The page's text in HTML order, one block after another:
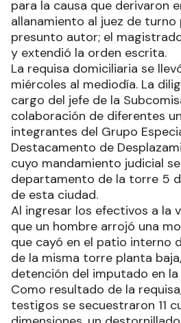
para la causa que derivaron
allanamiento al juez de turno
presunto autor; el
y extendió la orden escrita.
La requisa domiciliaria se
miércoles al mediodía. La
cargo del jefe de la
colaboración de diferentes
integrantes del Grupo
Destacamento de
cuyo mandamiento judicial
departamento de la torre 5
de esta ciudad.
Al ingresar los efectivos a la
que un hombre arrojó una
que cayó en el patio interno
de la misma torre planta
detención del imputado en la
Como resultado de la
testigos se secuestraron 11